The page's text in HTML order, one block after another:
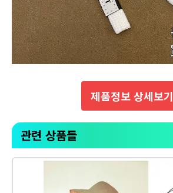
제품정보 상세보기
관련 상품들